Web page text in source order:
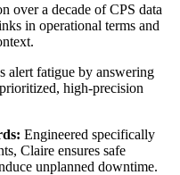
over a decade of CPS data
in operational terms and
alert fatigue by answering
high-precision
Engineered specifically
Claire ensures safe
unplanned downtime.